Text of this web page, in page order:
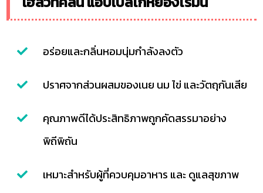
อร่อยและกลิ่นหอมนุ่มกำลังลงตัว
ปราศจากส่วนผสมของเนย นม ไข่ และวัตถุกันเสีย
คุณภาพดีได้ประสิทธิภาพถูกคัดสรรมาอย่าง
พิถีพิถัน
เหมาะสำหรับผู้ที่ควบคุมอาหาร และ ดูแลสุขภาพ